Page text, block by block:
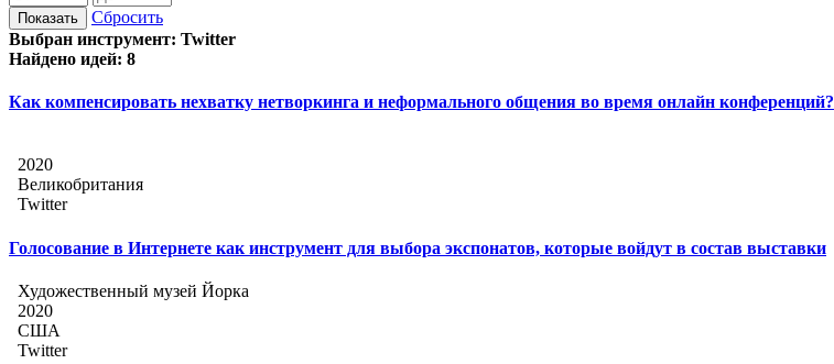
Показать
Сбросить
Выбран инструмент: Twitter
Найдено идей: 8
Как компенсировать нехватку нетворкинга и неформального общения во время онлайн конференций?
2020
Великобритания
Twitter
Голосование в Интернете как инструмент для выбора экспонатов, которые войдут в состав выставки
Художественный музей Йорка
2020
США
Twitter